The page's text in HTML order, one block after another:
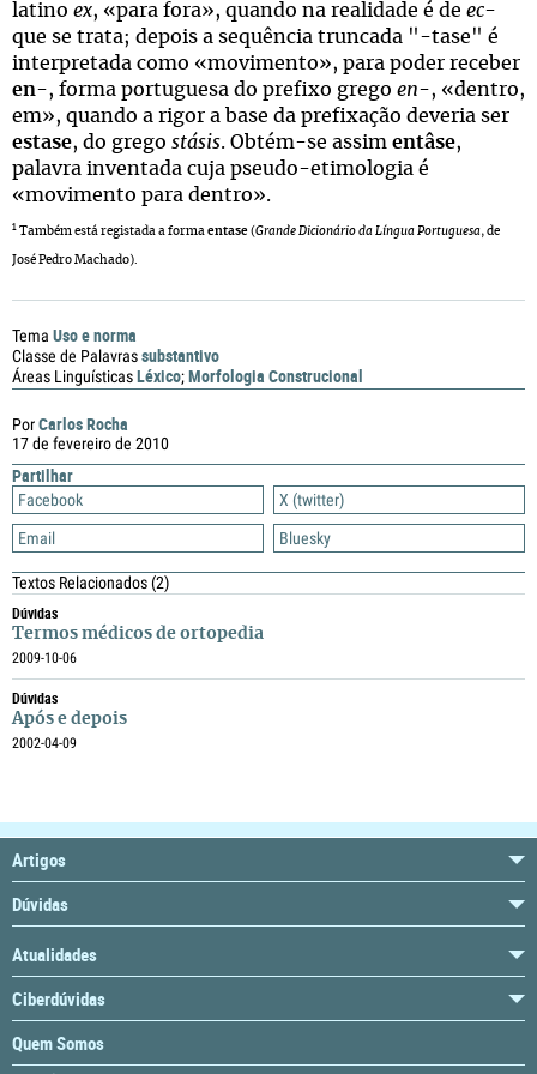
PorCarlos Rocha
17 de fevereiro de 2010
Partilhar
Facebook
X (twitter)
Email
Bluesky
Textos Relacionados(2)
Dúvidas
Termos médicos de ortopedia
2009-10-06
Dúvidas
Após e depois
2002-04-09
latino ex, «para fora», quando na realidade é de ec-
que se trata; depois a sequência truncada "-tase" é
interpretada como «movimento», para poder receber
en-, forma portuguesa do prefixo grego en-, «dentro,
em», quando a rigor a base da prefixação deveria ser
estase, do grego stásis. Obtém-se assim entâse,
palavra inventada cuja pseudo-etimologia é
«movimento para dentro».
1 Também está registada a forma entase (Grande Dicionário da Língua Portuguesa, de
José Pedro Machado).
Tema Uso e norma
Classe de Palavrassubstantivo
Áreas LinguísticasLéxico;Morfologia Construcional
Artigos
Dúvidas
Atualidades
Ciberdúvidas
Quem Somos